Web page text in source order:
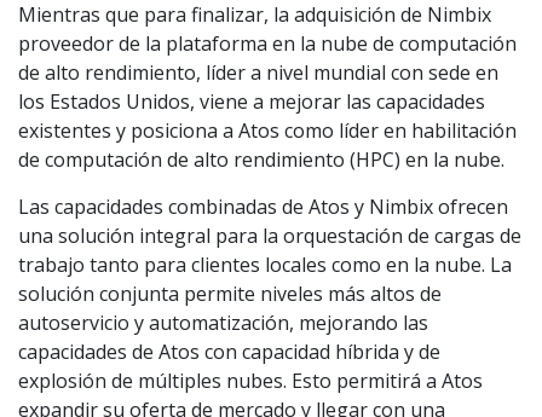
Mientras que para finalizar, la adquisición de Nimbix
proveedor de la plataforma en la nube de computación
de alto rendimiento, líder a nivel mundial con sede en
los Estados Unidos, viene a mejorar las capacidades
existentes y posiciona a Atos como líder en habilitación
de computación de alto rendimiento (HPC) en la nube.
Las capacidades combinadas de Atos y Nimbix ofrecen
una solución integral para la orquestación de cargas de
trabajo tanto para clientes locales como en la nube. La
solución conjunta permite niveles más altos de
autoservicio y automatización, mejorando las
capacidades de Atos con capacidad híbrida y de
explosión de múltiples nubes. Esto permitirá a Atos
expandir su oferta de mercado y llegar con una